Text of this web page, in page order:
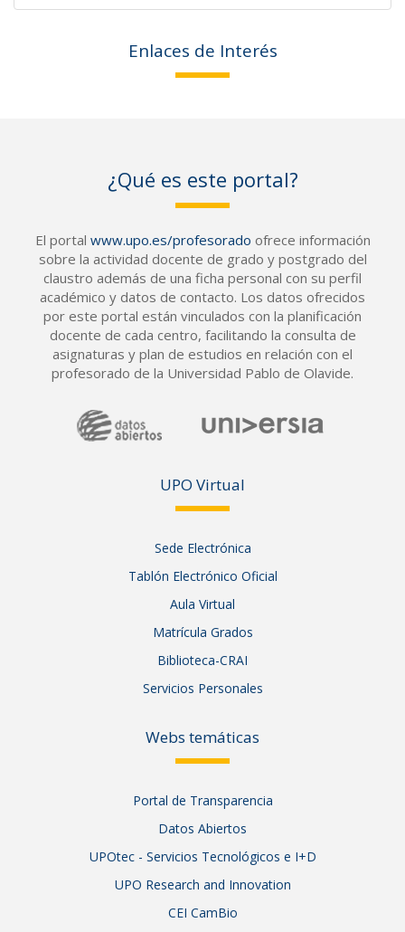
Enlaces de Interés
¿Qué es este portal?
El portal www.upo.es/profesorado ofrece información
sobre la actividad docente de grado y postgrado del
claustro además de una ficha personal con su perfil
académico y datos de contacto. Los datos ofrecidos
por este portal están vinculados con la planificación
docente de cada centro, facilitando la consulta de
asignaturas y plan de estudios en relación con el
profesorado de la Universidad Pablo de Olavide.
UPO Virtual
Sede Electrónica
Tablón Electrónico Oficial
Aula Virtual
Matrícula Grados
Biblioteca-CRAI
Servicios Personales
Webs temáticas
Portal de Transparencia
Datos Abiertos
UPOtec - Servicios Tecnológicos e I+D
UPO Research and Innovation
CEI CamBio